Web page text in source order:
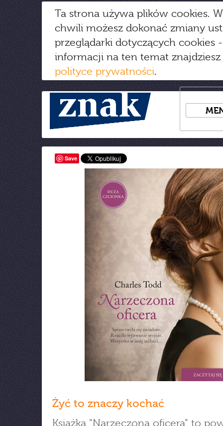
Ta strona używa plików cookies.
chwili możesz dokonać zmiany
przeglądarki dotyczących cookies
informacji na ten temat
polityce prywatności.
Save
Żyć to znaczy kochać
Książka "Narzeczona oficera" to